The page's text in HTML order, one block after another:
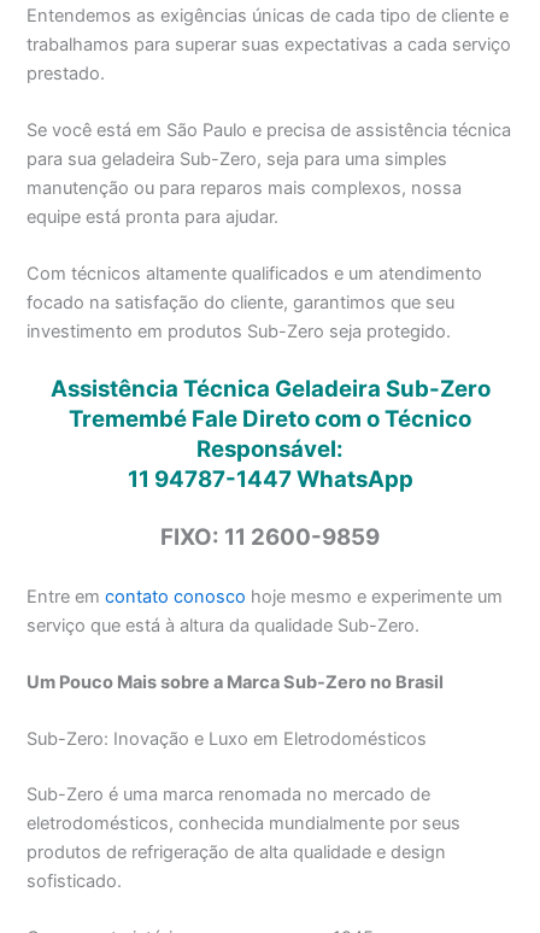
Entendemos as exigências únicas de cada tipo de cliente e
trabalhamos para superar suas expectativas a cada serviço
prestado.
Se você está em São Paulo e precisa de assistência técnica
para sua geladeira Sub-Zero, seja para uma simples
manutenção ou para reparos mais complexos, nossa
equipe está pronta para ajudar.
Com técnicos altamente qualificados e um atendimento
focado na satisfação do cliente, garantimos que seu
investimento em produtos Sub-Zero seja protegido.
Assistência Técnica Geladeira Sub-Zero
Tremembé Fale Direto com o Técnico
Responsável:
11 94787-1447WhatsApp
FIXO: 11 2600-9859
Entre emcontato conosco hoje mesmo e experimente um
serviço que está à altura da qualidade Sub-Zero.
Um Pouco Mais sobre a Marca Sub-Zero no Brasil
Sub-Zero: Inovação e Luxo em Eletrodomésticos
Sub-Zero é uma marca renomada no mercado de
eletrodomésticos, conhecida mundialmente por seus
produtos de refrigeração de alta qualidade e design
sofisticado.